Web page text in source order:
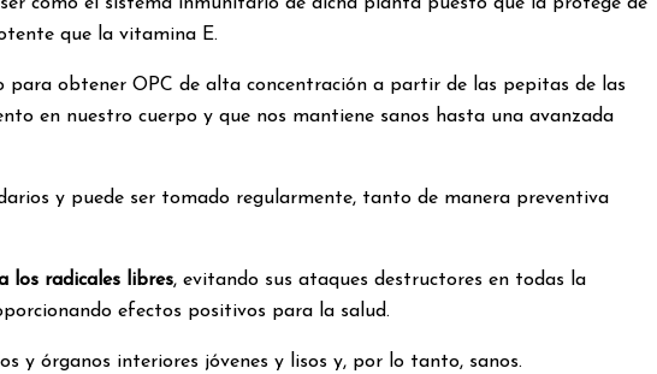
que la vitamina E.
obtener OPC de alta concentración a partir de las pepitas de las
en nuestro cuerpo y que nos mantiene sanos hasta una avanzada
y puede ser tomado regularmente, tanto de manera preventiva
los radicales libres, evitando sus ataques destructores en todas la
efectos positivos para la salud.
y órganos interiores jóvenes y lisos y, por lo tanto, sanos.